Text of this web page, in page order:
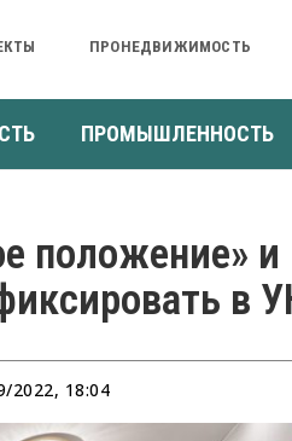
ПРОНЕДВИЖИМОСТЬ
ПРОМЫШЛЕННОСТЬ
положение» и
в
2022, 18:04